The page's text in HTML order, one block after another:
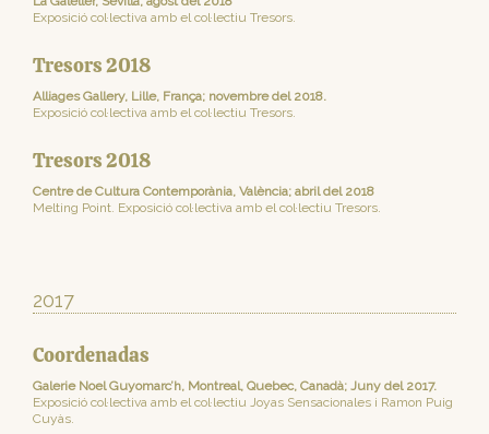
Exposició col·lectiva amb el col·lectiu Tresors.
Tresors 2018
Alliages Gallery, Lille, França; novembre del 2018.
Exposició col·lectiva amb el col·lectiu Tresors.
Tresors 2018
Centre de Cultura Contemporània, València; abril del 2018
Melting Point. Exposició col·lectiva amb el col·lectiu Tresors.
2017
Coordenadas
Galerie Noel Guyomarc’h, Montreal, Quebec, Canadà; Juny del 2017.
Exposició col·lectiva amb el col·lectiu Joyas Sensacionales i Ramon Puig
Cuyàs.